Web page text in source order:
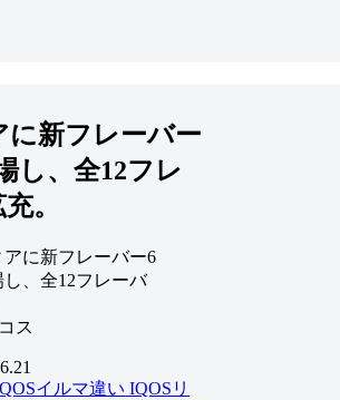
に新フレーバー
し、全12フレ
。
ス
イルマ違い IQOSリ